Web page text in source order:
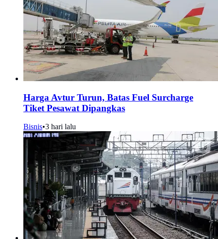
Harga Avtur Turun, Batas Fuel Surcharge
Tiket Pesawat Dipangkas
Bisnis•3 hari lalu